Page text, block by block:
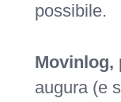
possibile.
Movinlog,
augura (e